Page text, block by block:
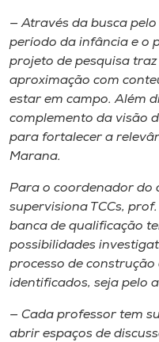
— Através da busca
período da infância e o
projeto de pesquisa
aproximação com
estar em campo. Além
complemento da visão
para fortalecer a
Marana.
Para o coordenador do
supervisiona TCCs,
banca de qualificação
possibilidades
processo de
identificados, seja pelo
— Cada professor tem
abrir espaços de